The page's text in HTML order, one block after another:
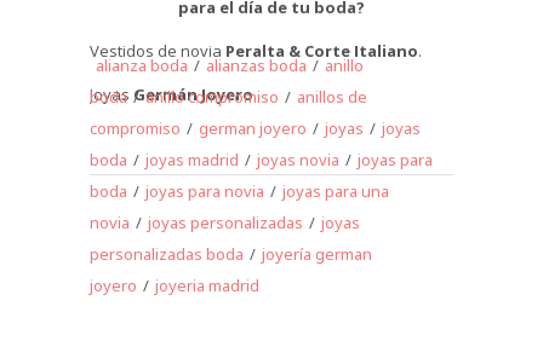
para el día de tu boda?
Vestidos de novia Peralta & Corte Italiano.
Joyas Germán Joyero.
alianza boda / alianzas boda / anillo
boda / anillo compromiso / anillos de
compromiso / german joyero / joyas / joyas
boda / joyas madrid / joyas novia / joyas para
boda / joyas para novia / joyas para una
novia / joyas personalizadas / joyas
personalizadas boda / joyería german
joyero / joyeria madrid